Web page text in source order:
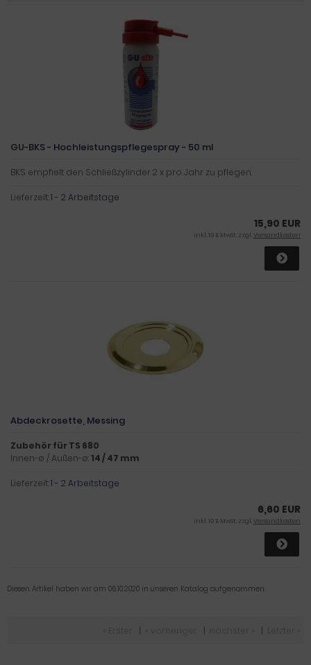
GU-BKS - Hochleistungspflegespray - 50 ml
BKS empfielt den Schließzylinder 2 x pro Jahr zu pflegen.
Lieferzeit:1 - 2 Arbeitstage
15,90 EUR
inkl. 19 % MwSt. zzgl.Versandkosten
Abdeckrosette, Messing
Zubehör für TS 680
Innen-ø / Außen-ø:14 / 47 mm
Lieferzeit:1 - 2 Arbeitstage
6,60 EUR
inkl. 19 % MwSt. zzgl.Versandkosten
Diesen Artikel haben wir am 06.10.2020 in unseren Katalog aufgenommen.